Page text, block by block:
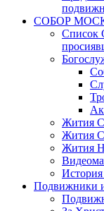
СОБОР
Список
Жития
Жития
Жития
Подвижники